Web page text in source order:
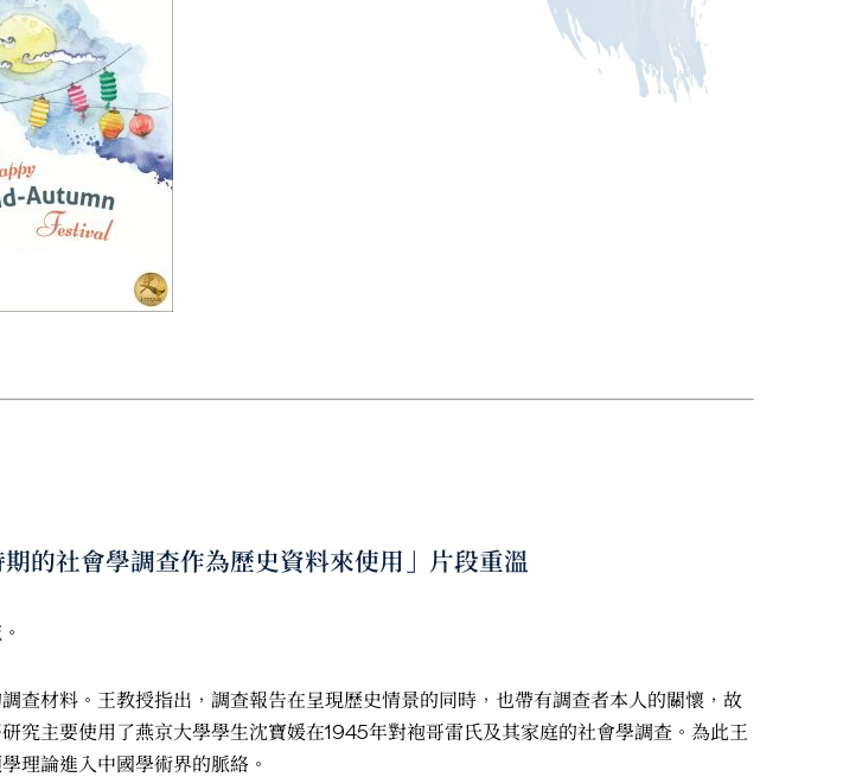
的社會學調查作為歷史資料來使用」片段重溫
查材料。王教授指出，調查報告在呈現歷史情景的同時，也帶有調查者本人的關懷，故
究主要使用了燕京大學學生沈寶媛在1945年對袍哥雷氏及其家庭的社會學調查。為此王
理論進入中國學術界的脈絡。